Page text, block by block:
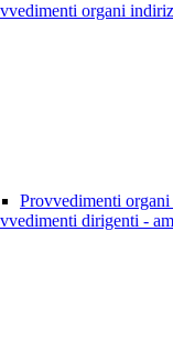
organi
Provvedimenti
dirigenti -